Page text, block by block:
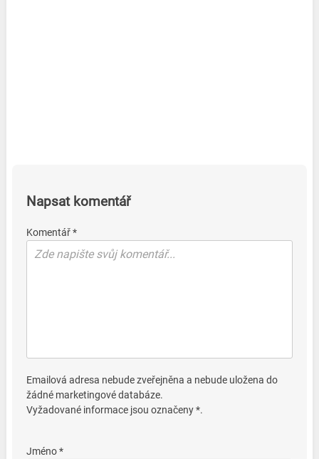
Napsat komentář
Komentář *
Emailová adresa nebude zveřejněna a nebude uložena do
žádné marketingové databáze.
Vyžadované informace jsou označeny *.
Jméno *